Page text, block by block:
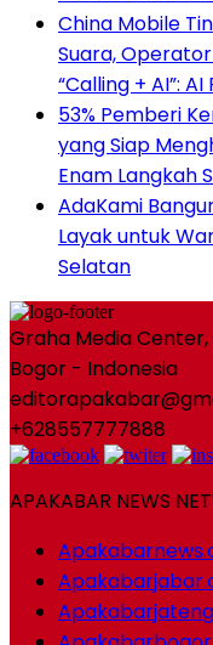
China Mobile
Suara,
“Calling + AI”:
53% Pemberi
yang Siap
Enam Langkah
AdaKami
Layak untuk
Selatan
Graha Media Center,
Bogor - Indonesia
+628557777888
APAKABAR NEWS